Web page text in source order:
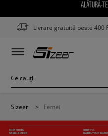
ALĂTURĂ-
Livrare gratuită peste 400
Sizeer > Femei